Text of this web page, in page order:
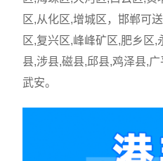
区,从化区,增城区，邯郸可
区,复兴区,峰峰矿区,肥乡区,
县,涉县,磁县,邱县,鸡泽县,
武安。